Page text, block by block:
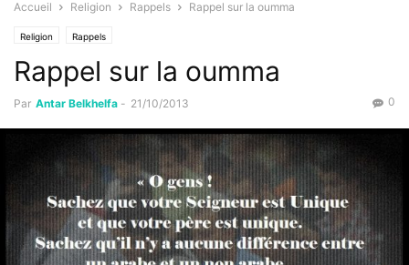
Accueil Religion Rappels Rappel sur la oumma
Religion Rappels
Rappel sur la oumma
Par Antar Belkhelfa - 21/10/2013 0